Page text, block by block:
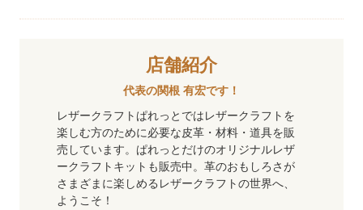
店舗紹介
代表の関根 有宏です！
レザークラフトぱれっとではレザークラフトを
楽しむ方のために必要な皮革・材料・道具を販
売しています。ぱれっとだけのオリジナルレザ
ークラフトキットも販売中。革のおもしろさが
さまざまに楽しめるレザークラフトの世界へ、
ようこそ！